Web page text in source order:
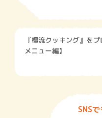
『檀流クッキング』を
メニュー編】
SNS